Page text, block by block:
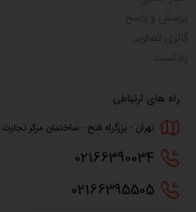
راه های ارتباطی
تهران - بزرگراه فتح - ساختمان مرکز
02166390034
02166395505